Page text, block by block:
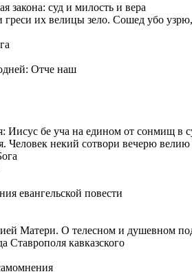
закона: суд и милость и вера
их велицы зело. Сошед убо
Отче наш
Иисус бе уча на едином от сонмищ в
Человек некий сотвори вечерю велию
евангельской повести
Матери. О телесном и душевном
Ставрополя кавказского